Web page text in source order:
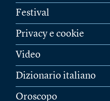
Festival
Privacy e cookie
Video
Dizionario italiano
Oroscopo